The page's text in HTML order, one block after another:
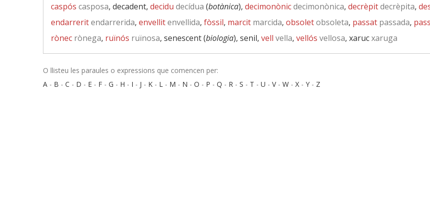
caspós casposa, decadent, decidu decídua (botànica), decimonònicdecimonònica, decrèpitdecrèpita,
endarreritendarrerida, envellitenvellida, fòssil, marcit marcida, obsoletobsoleta, passat passada,
rònec rònega, ruïnós ruïnosa, senescent (biologia), senil, vell vella, vellós vellosa, xarucxaruga
O llisteu les paraules o expressions que comencen per:
A - B - C - D - E - F - G - H - I - J - K - L - M - N - O - P - Q - R - S - T - U - V- W - X - Y - Z